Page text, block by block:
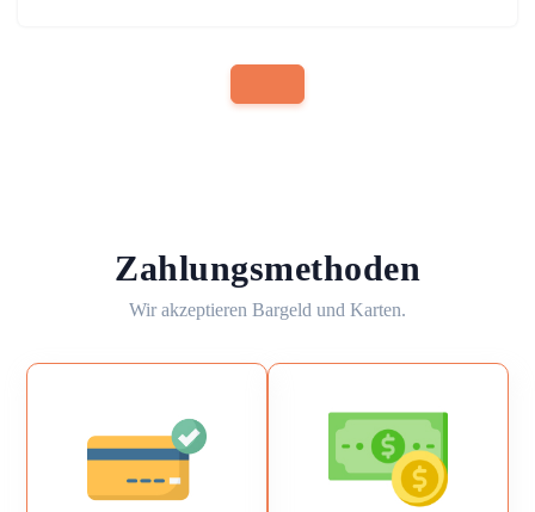
Zahlungsmethoden
Wir akzeptieren Bargeld und Karten.